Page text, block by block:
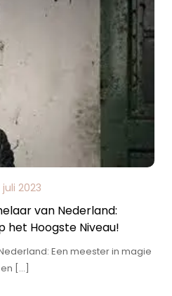
juli 2023
van Nederland:
het Hoogste Niveau!
Een meester in magie
en […]